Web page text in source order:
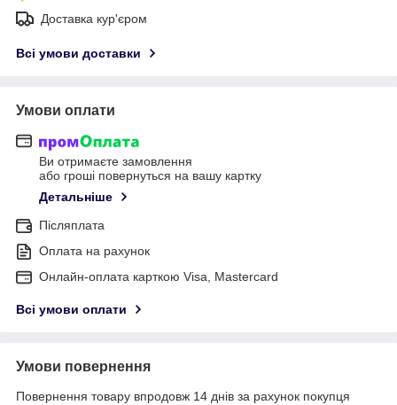
Доставка кур'єром
Всі умови доставки
Умови оплати
Ви отримаєте замовлення
або гроші повернуться на вашу картку
Детальніше
Післяплата
Оплата на рахунок
Онлайн-оплата карткою Visa, Mastercard
Всі умови оплати
Умови повернення
Повернення товару впродовж 14 днів за рахунок покупця